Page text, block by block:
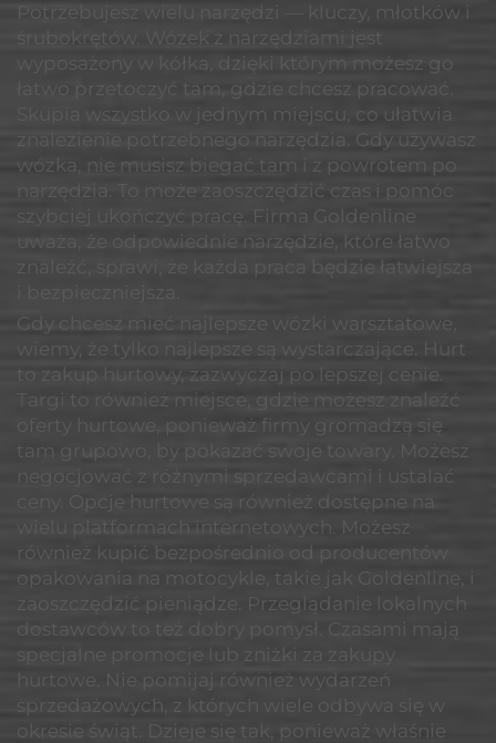
Potrzebujesz wielu narzędzi — kluczy, młotków i
śrubokrętów. Wózek z narzędziami jest
wyposażony w kółka, dzięki którym możesz go
łatwo przetoczyć tam, gdzie chcesz pracować.
Skupia wszystko w jednym miejscu, co ułatwia
znalezienie potrzebnego narzędzia. Gdy używasz
wózka, nie musisz biegać tam i z powrotem po
narzędzia. To może zaoszczędzić czas i pomóc
szybciej ukończyć pracę. Firma Goldenline
uważa, że odpowiednie narzędzie, które łatwo
znaleźć, sprawi, że każda praca będzie łatwiejsza
i bezpieczniejsza.
Gdy chcesz mieć najlepsze wózki warsztatowe,
wiemy, że tylko najlepsze są wystarczające. Hurt
to zakup hurtowy, zazwyczaj po lepszej cenie.
Targi to również miejsce, gdzie możesz znaleźć
oferty hurtowe, ponieważ firmy gromadzą się
tam grupowo, by pokazać swoje towary. Możesz
negocjować z różnymi sprzedawcami i ustalać
ceny. Opcje hurtowe są również dostępne na
wielu platformach internetowych. Możesz
również kupić bezpośrednio od producentów
opakowania na motocykle, takie jak Goldenline, i
zaoszczędzić pieniądze. Przeglądanie lokalnych
dostawców to też dobry pomysł. Czasami mają
specjalne promocje lub zniżki za zakupy
hurtowe. Nie pomijaj również wydarzeń
sprzedażowych, z których wiele odbywa się w
okresie świąt. Dzieje się tak, ponieważ właśnie